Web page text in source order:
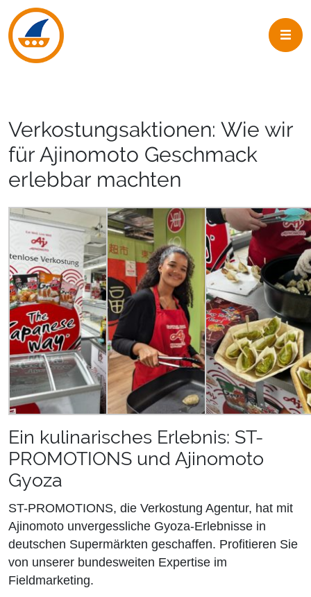
Skip to navigation
Skip to main content
Verkostungsaktionen: Wie wir
für Ajinomoto Geschmack
erlebbar machten
Ein kulinarisches Erlebnis: ST-
PROMOTIONS und Ajinomoto
Gyoza
ST-PROMOTIONS, die Verkostung Agentur, hat mit
Ajinomoto unvergessliche Gyoza-Erlebnisse in
deutschen Supermärkten geschaffen. Profitieren Sie
von unserer bundesweiten Expertise im
Fieldmarketing.